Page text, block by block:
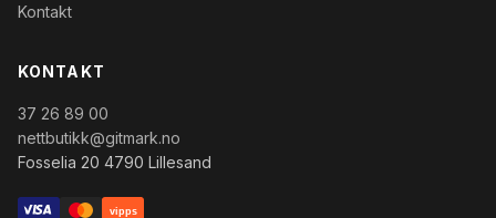
Kontakt
KONTAKT
37 26 89 00
nettbutikk@gitmark.no
Fosselia 20 4790 Lillesand
vipps